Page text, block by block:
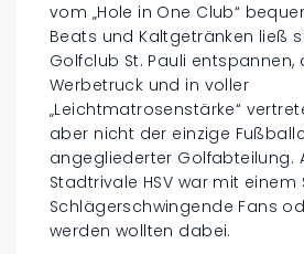
vom „Hole in One Club“
Beats und Kaltgetränken ließ
Golfclub St. Pauli entspannen,
Werbetruck und in voller
„Leichtmatrosenstärke“
aber nicht der einzige
angegliederter Golfabteilung.
Stadtrivale HSV war mit einem
Schlägerschwingende Fans
werden wollten dabei.